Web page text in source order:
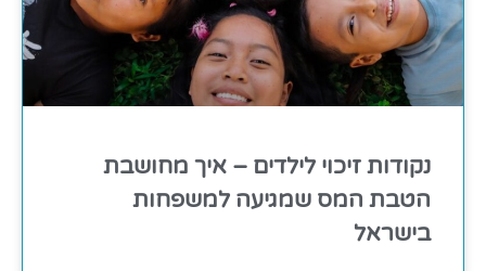
נקודות זיכוי לילדים – איך מחושבת
הטבת המס שמגיעה למשפחות
בישראל